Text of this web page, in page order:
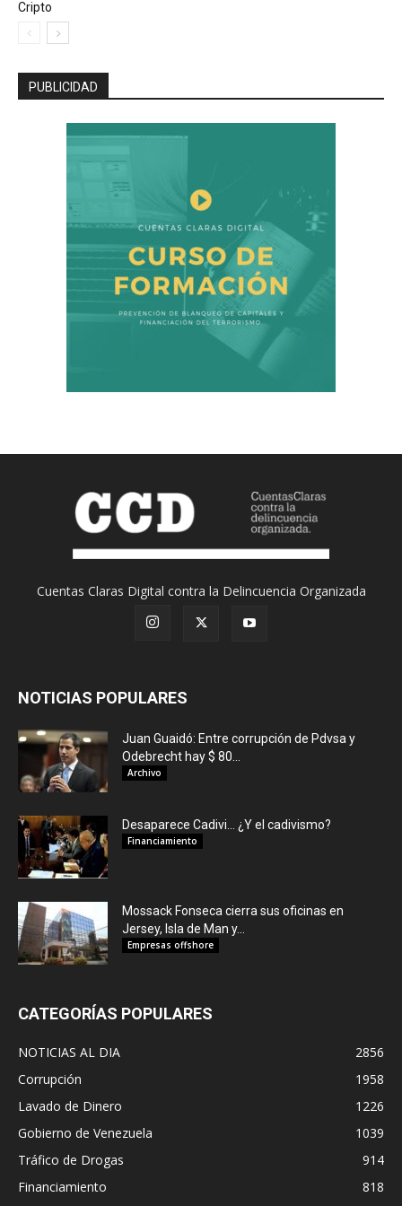
Cripto
PUBLICIDAD
Cuentas Claras Digital contra la Delincuencia Organizada
NOTICIAS POPULARES
Juan Guaidó: Entre corrupción de Pdvsa y
Odebrecht hay $ 80...
Archivo
Desaparece Cadivi… ¿Y el cadivismo?
Financiamiento
Mossack Fonseca cierra sus oficinas en
Jersey, Isla de Man y...
Empresas offshore
CATEGORÍAS POPULARES
NOTICIAS AL DIA
2856
Corrupción
1958
Lavado de Dinero
1226
Gobierno de Venezuela
1039
Tráfico de Drogas
914
Financiamiento
818